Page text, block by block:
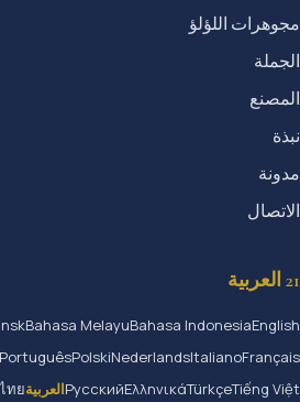
مجوهرات اللؤلؤ
الجملة
المصنع
نبذة
مدونة
الاتصال
21 العربية
English
Bahasa Indonesia
Bahasa Melayu
Français
Italiano
Nederlands
Polski
Português
Tiếng Việt
Türkçe
Ελληνικά
Русскийالعربيةทย